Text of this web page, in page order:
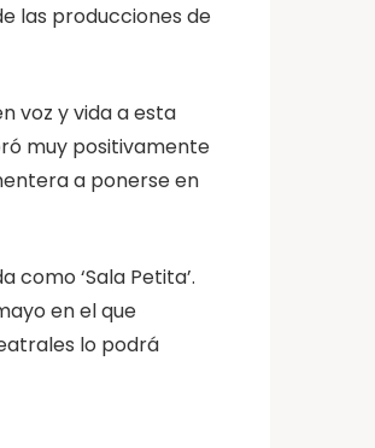
las producciones de
voz y vida a esta
muy positivamente
a ponerse en
‘Sala Petita’.
en el que
lo podrá